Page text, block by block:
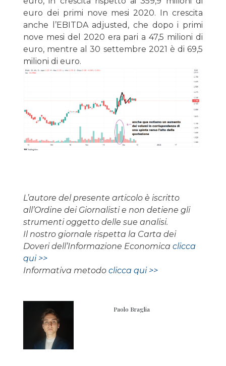
euro dei primi nove mesi 2020. In crescita
anche l’EBITDA adjusted, che dopo i primi
nove mesi del 2020 era pari a 47,5 milioni di
euro, mentre al 30 settembre 2021 è di 69,5
milioni di euro.
L’autore del presente articolo è iscritto
all’Ordine dei Giornalisti e non detiene gli
strumenti oggetto delle sue analisi.
Il nostro giornale rispetta la Carta dei
Doveri dell’Informazione Economica clicca
qui >>
Informativa metodo clicca qui >>
Paolo Braglia